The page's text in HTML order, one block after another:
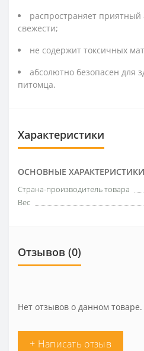
распространяет
свежести;
не содержит токсичных
абсолютно безопасен для
питомца.
Характеристики
ОСНОВНЫЕ ХАРАКТЕРИСТИКИ
Страна-производитель товара
Вес
Отзывов (0)
Нет отзывов о данном товаре.
+ Написать отзыв